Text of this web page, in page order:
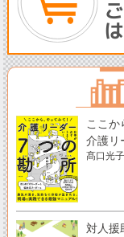
ここ
介護リ
髙口光
対人援